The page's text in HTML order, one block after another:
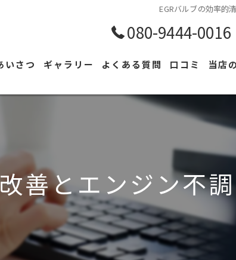
EGRバルブの効率的
080-9444-0016
いさつ ギャラリー よくある質問 口コミ 当店
バ
メ
修理
駆動
善とエンジン不